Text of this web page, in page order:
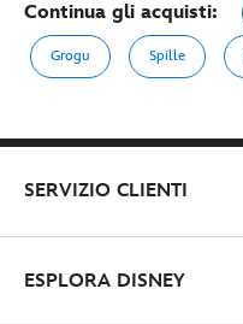
Continua gli acquisti:
Grogu Spille
SERVIZIO CLIENTI
ESPLORA DISNEY